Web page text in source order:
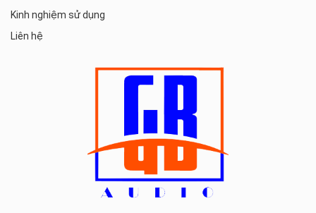
Kinh nghiệm sử dụng
Liên hệ